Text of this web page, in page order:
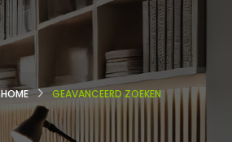
HOME GEAVANCEERD ZOEKEN